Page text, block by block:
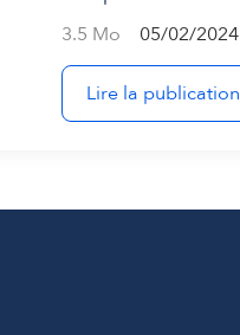
3.5 Mo
05/02/2024
Lire la publication